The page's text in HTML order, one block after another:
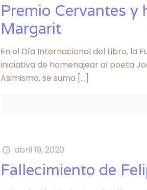
Premio Cervantes y
Margarit
En el Día Internacional del Libro, la
iniciativa de homenajear al poeta
Asimismo, se suma […]
abril 19, 2020
Fallecimiento de